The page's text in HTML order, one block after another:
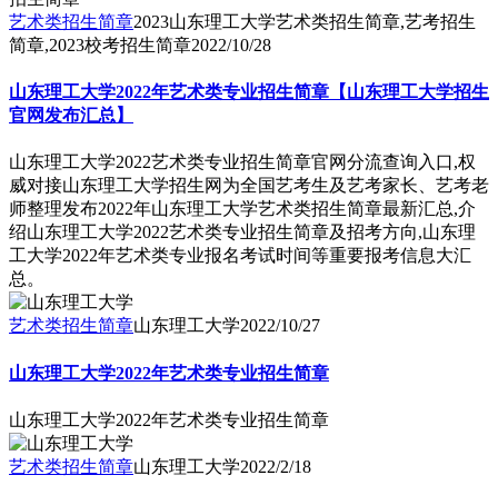
艺术类招生简章2023山东理工大学艺术类招生简章,艺考招生
简章,2023校考招生简章2022/10/28
山东理工大学2022年艺术类专业招生简章【山东理工大学招生
官网发布汇总】
山东理工大学2022艺术类专业招生简章官网分流查询入口,权
威对接山东理工大学招生网为全国艺考生及艺考家长、艺考老
师整理发布2022年山东理工大学艺术类招生简章最新汇总,介
绍山东理工大学2022艺术类专业招生简章及招考方向,山东理
工大学2022年艺术类专业报名考试时间等重要报考信息大汇
总。
艺术类招生简章山东理工大学2022/10/27
山东理工大学2022年艺术类专业招生简章
山东理工大学2022年艺术类专业招生简章
艺术类招生简章山东理工大学2022/2/18